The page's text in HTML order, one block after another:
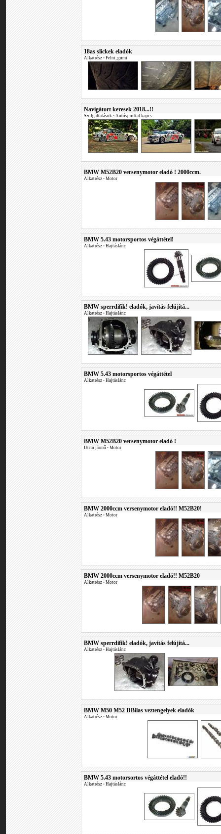
18as slickek eladók
Alkatrész • Felni, gumi
Navigátort keresek 2018...!!
Szolgáltatások • Autósporttal kapcs.
BMW M52B20 versenymotor eladó ! 2000ccm.
Alkatrész • Motor
BMW 5.43 motorsportos végáttétel!
Alkatrész • Hajtáslánc
BMW sperrdifik! eladók, javítás felújítá...
Alkatrész • Hajtáslánc
BMW 5.43 motorsportos végáttétel
Alkatrész • Hajtáslánc
BMW M52B20 versenymotor eladó !
Utcai jármű • Motor
BMW 2000ccm versenymotor eladó!! M52B20!
Alkatrész • Motor
BMW 2000ccm versenymotor eladó!! M52B20
Alkatrész • Motor
BMW sperrdifik! eladók, javítás felújítá...
Alkatrész • Hajtáslánc
BMW M50 M52 DBilas veztengelyek eladók
Alkatrész • Motor
BMW 5.43 motorsortos végáttétel eladó!!
Alkatrész • Hajtáslánc